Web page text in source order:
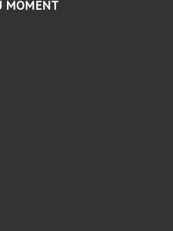
MOMENT